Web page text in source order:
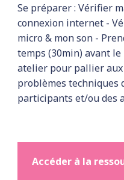
Se préparer : Vérifier
connexion internet -
micro & mon son -
temps (30min) avant
atelier pour pallier aux
problèmes techniques
participants et/ou des
Accéder à la